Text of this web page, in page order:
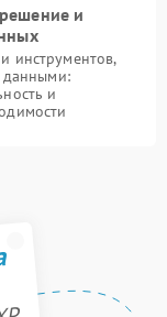
и
инструментов,
данными:
и